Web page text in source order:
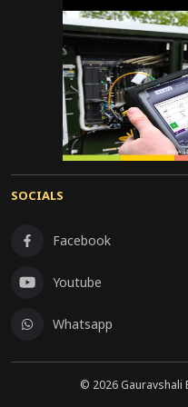
SOCIALS
Facebook
Youtube
Whatsapp
© 2026Gauravshali